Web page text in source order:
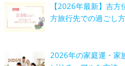
【2026年最新】吉
方旅行先での過ごし
2026年の家庭運・家